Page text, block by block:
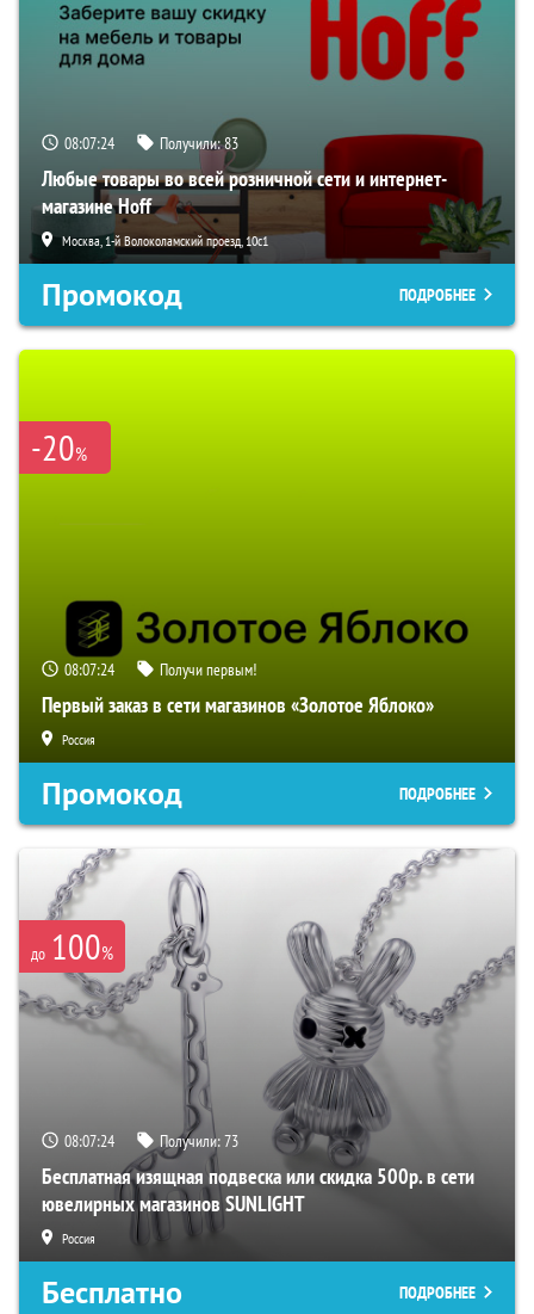
08:07:23 Получили:83
Любые товары во всей розничной сети и интернет-
магазине Hoff
Москва, 1-й Волоколамский проезд, 10с1
Промокод ПОДРОБНЕЕ
-20%
08:07:23 Получи первым!
Первый заказ в сети магазинов «Золотое Яблоко»
Россия
Промокод ПОДРОБНЕЕ
до 100%
08:07:23 Получили:73
Бесплатная изящная подвеска или скидка 500р. в сети
ювелирных магазинов SUNLIGHT
Россия
Бесплатно ПОДРОБНЕЕ